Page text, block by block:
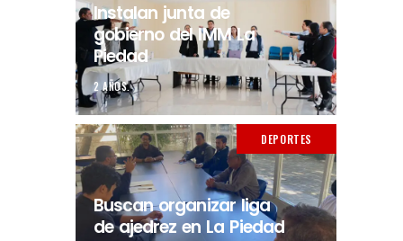
Instalan junta de
gobierno del IMM La
Piedad
2 AÑOS.
DEPORTES
Buscan organizar liga
de ajedrez en La Piedad